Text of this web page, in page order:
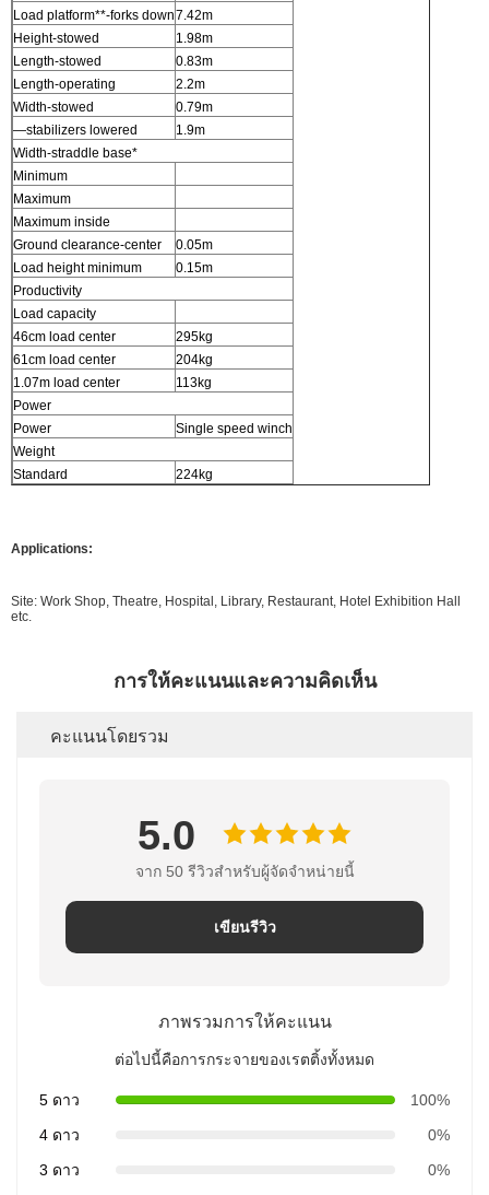
Load platform**-forks down7.42m
Height-stowed
1.98m
Length-stowed
0.83m
Length-operating
2.2m
Width-stowed
0.79m
—stabilizers lowered
1.9m
Width-straddle base*
Minimum
Maximum
Maximum inside
Ground clearance-center
0.05m
Load height minimum
0.15m
Productivity
Load capacity
46cm load center
295kg
61cm load center
204kg
1.07m load center
113kg
Power
Power
Single speed winch
Weight
Standard
224kg
Applications:
Site: Work Shop, Theatre, Hospital, Library, Restaurant, Hotel Exhibition Hall
etc.
การให้คะแนนและความคิดเห็น
คะแนนโดยรวม
5.0
จาก 50 รีวิวสําหรับผู้จัดจําหน่ายนี้
เขียนรีวิว
ภาพรวมการให้คะแนน
ต่อไปนี้คือการกระจายของเรตติ้งทั้งหมด
5 ดาว
100%
4 ดาว
0%
3 ดาว
0%